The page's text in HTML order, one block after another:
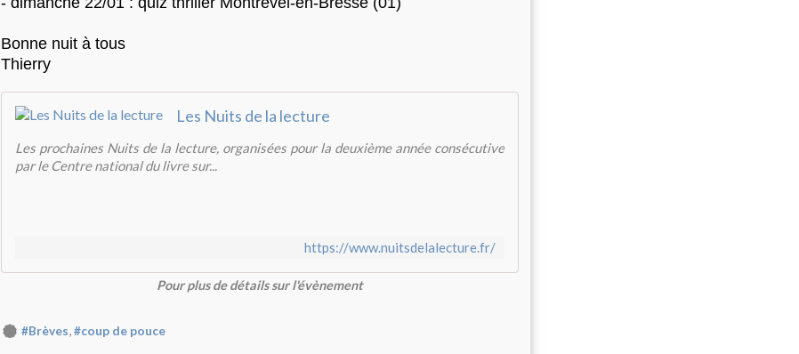
Bonne nuit à tous
Thierry
Les Nuits de la lecture
Les prochaines Nuits de la lecture, organisées pour la deuxième année consécutive
par le Centre national du livre sur...
https://www.nuitsdelalecture.fr/
Pour plus de détails sur l'évènement
#Brèves,#coup de pouce